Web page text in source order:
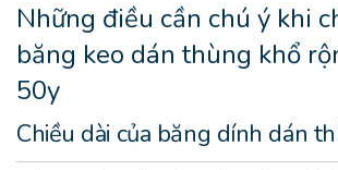
Những điều cần chú ý khi
băng keo dán thùng khổ
50y
Chiều dài của băng dính dán